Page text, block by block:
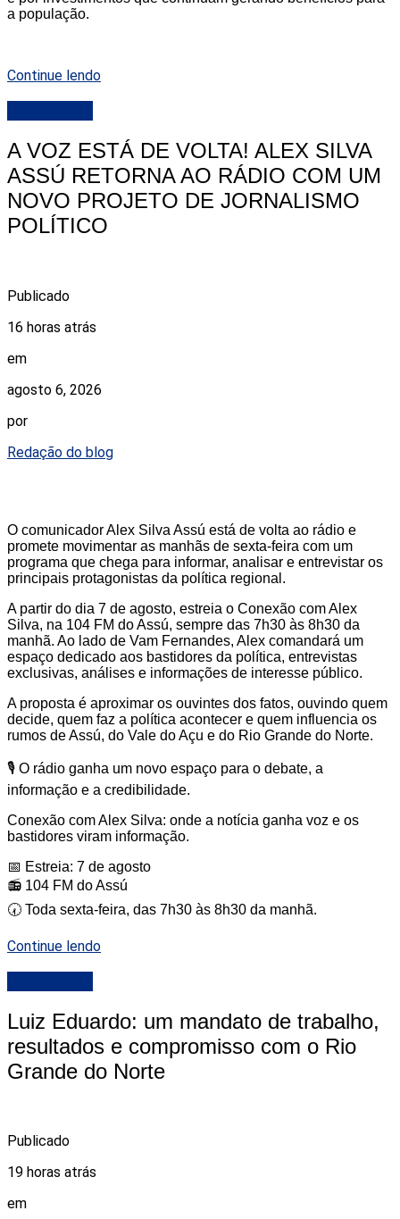
a população.
Continue lendo
A VOZ ESTÁ DE VOLTA! ALEX SILVA
ASSÚ RETORNA AO RÁDIO COM UM
NOVO PROJETO DE JORNALISMO
POLÍTICO
Publicado
16 horas atrás
em
agosto 6, 2026
por
Redação do blog
O comunicador Alex Silva Assú está de volta ao rádio e
promete movimentar as manhãs de sexta-feira com um
programa que chega para informar, analisar e entrevistar os
principais protagonistas da política regional.
A partir do dia 7 de agosto, estreia o Conexão com Alex
Silva, na 104 FM do Assú, sempre das 7h30 às 8h30 da
manhã. Ao lado de Vam Fernandes, Alex comandará um
espaço dedicado aos bastidores da política, entrevistas
exclusivas, análises e informações de interesse público.
A proposta é aproximar os ouvintes dos fatos, ouvindo quem
decide, quem faz a política acontecer e quem influencia os
rumos de Assú, do Vale do Açu e do Rio Grande do Norte.
🎙️ O rádio ganha um novo espaço para o debate, a
informação e a credibilidade.
Conexão com Alex Silva: onde a notícia ganha voz e os
bastidores viram informação.
📅 Estreia: 7 de agosto
📻 104 FM do Assú
🕢 Toda sexta-feira, das 7h30 às 8h30 da manhã.
Continue lendo
Luiz Eduardo: um mandato de trabalho,
resultados e compromisso com o Rio
Grande do Norte
Publicado
19 horas atrás
em